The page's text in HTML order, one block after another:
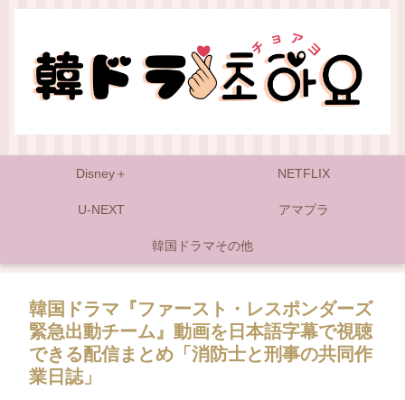
Disney＋ NETFLIX
U-NEXT アマプラ
韓国ドラマその他
韓国ドラマ『ファースト・レスポンダーズ
緊急出動チーム』動画を日本語字幕で視聴
できる配信まとめ「消防士と刑事の共同作
業日誌」